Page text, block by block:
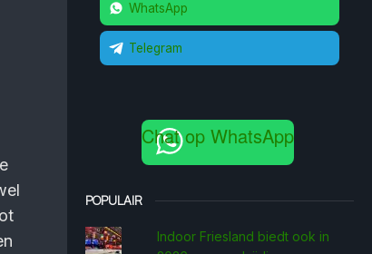
WhatsApp
Telegram
Chat op WhatsApp
POPULAIR
Indoor Friesland biedt ook in